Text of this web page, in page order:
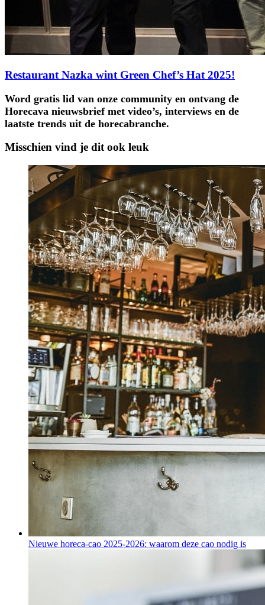
Restaurant Nazka wint Green Chef’s Hat 2025!
Word gratis lid van onze community en ontvang de
Horecava nieuwsbrief met video’s, interviews en de
laatste trends uit de horecabranche.
Misschien vind je dit ook leuk
Nieuwe horeca-cao 2025-2026: waarom deze cao nodig is